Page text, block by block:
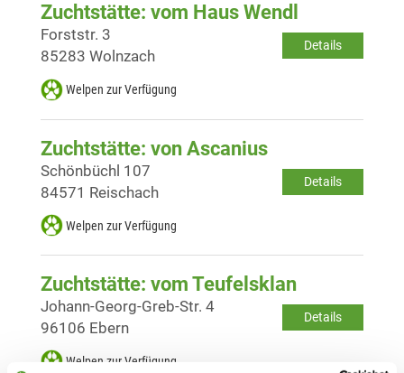
Zuchtstätte: vom Haus Wendl
Details
Forststr. 3
85283 Wolnzach
Welpen zur Verfügung
Zuchtstätte: von Ascanius
Details
Schönbüchl 107
84571 Reischach
Welpen zur Verfügung
Zuchtstätte: vom Teufelsklan
Details
Johann-Georg-Greb-Str. 4
96106 Ebern
Welpen zur Verfügung